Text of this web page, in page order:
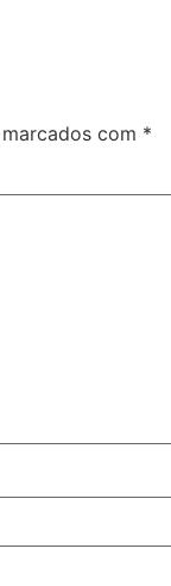
com *